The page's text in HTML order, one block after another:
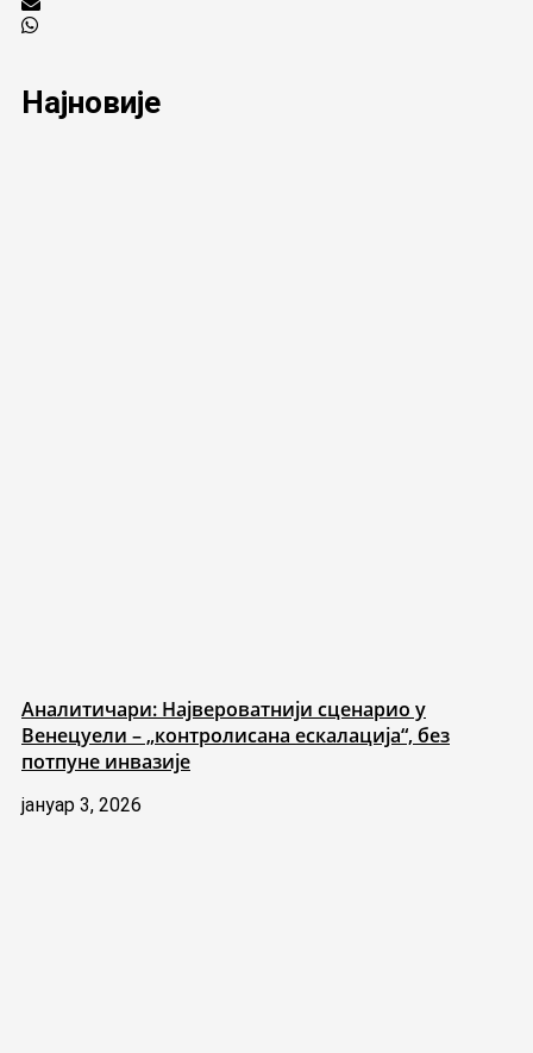
Најновије
Аналитичари: Највероватнији сценарио у
Венецуели – „контролисана ескалација“, без
потпуне инвазије
јануар 3, 2026